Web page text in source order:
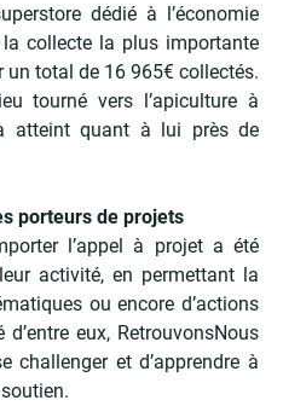
dédié à l’économie
collecte la plus importante
total de 16 965€ collectés.
tourné vers l’apiculture à
atteint quant à lui près de
porteurs de projets
l’appel à projet a été
activité, en permettant la
ou encore d’actions
eux, RetrouvonsNous
challenger et d’apprendre à